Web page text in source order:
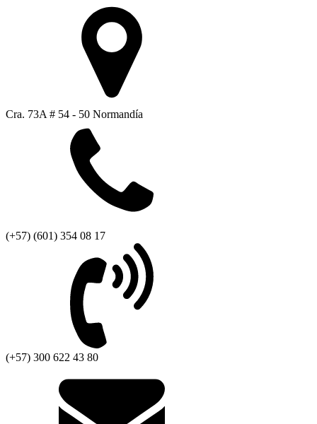
Cra. 73A # 54 - 50 Normandía
(+57) (601) 354 08 17
(+57) 300 622 43 80